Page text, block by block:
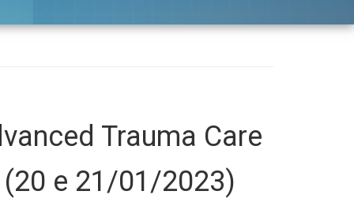
Trauma Care
e 21/01/2023)